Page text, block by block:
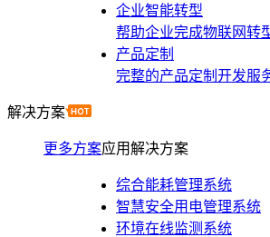
企业智能转型
帮助企业完成物联网转
产品定制
完整的产品定制开发服
解决方案
更多方案应用解决方案
综合能耗管理系统
智慧安全用电管理系统
环境在线监测系统